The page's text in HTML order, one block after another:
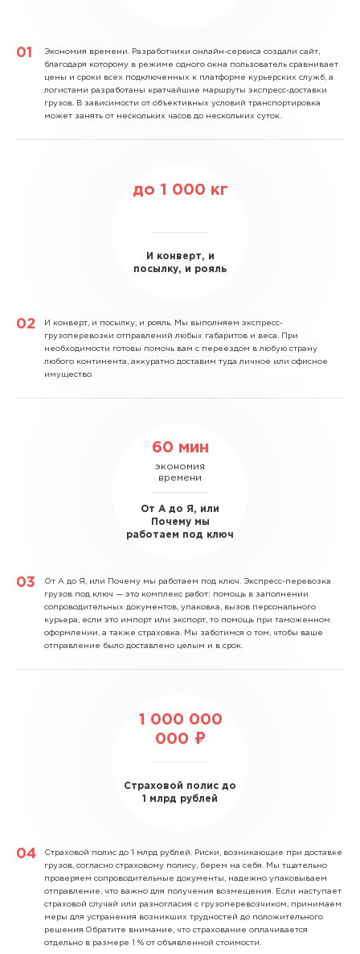
Экономия времени. Разработчики онлайн-сервиса создали сайт,
благодаря которому в режиме одного окна пользователь сравнивает
цены и сроки всех подключенных к платформе курьерских служб, а
логистами разработаны кратчайшие маршруты экспресс-доставки
грузов. В зависимости от объективных условий транспортировка
может занять от нескольких часов до нескольких суток.
до 1 000 кг
И конверт, и
посылку, и рояль
И конверт, и посылку, и рояль. Мы выполняем экспресс-
грузоперевозки отправлений любых габаритов и веса. При
необходимости готовы помочь вам с переездом в любую страну
любого континента, аккуратно доставим туда личное или офисное
имущество.
60 мин
экономия
времени
От А до Я, или
Почему мы
работаем под ключ
От А до Я, или Почему мы работаем под ключ. Экспресс-перевозка
грузов под ключ — это комплекс работ: помощь в заполнении
сопроводительных документов, упаковка, вызов персонального
курьера, если это импорт или экспорт, то помощь при таможенном
оформлении, а также страховка. Мы заботимся о том, чтобы ваше
отправление было доставлено целым и в срок.
1 000 000
000 ₽
Страховой полис до
1 млрд рублей
Страховой полис до 1 млрд рублей. Риски, возникающие при доставке
грузов, согласно страховому полису, берем на себя. Мы тщательно
проверяем сопроводительные документы, надежно упаковываем
отправление, что важно для получения возмещения. Если наступает
страховой случай или разногласия с грузоперевозчиком, принимаем
меры для устранения возникших трудностей до положительного
решения.Обратите внимание, что страхование оплачивается
отдельно в размере 1 % от объявленной стоимости.